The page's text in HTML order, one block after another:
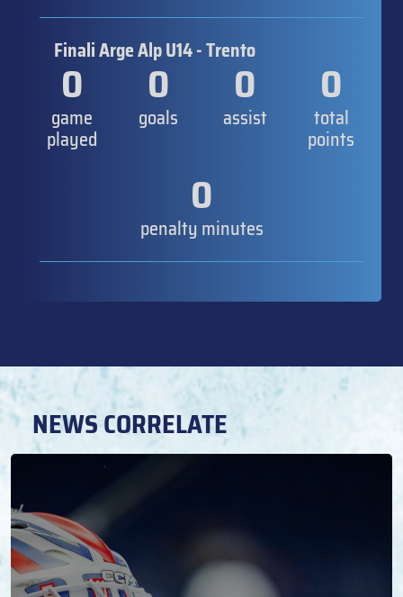
Finali Arge Alp U14 - Trento
0
game
played
0
goals
0
assist
0
total
points
0
penalty minutes
NEWS CORRELATE